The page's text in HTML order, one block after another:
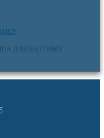
ДЛЯ БЫТОВЫХ